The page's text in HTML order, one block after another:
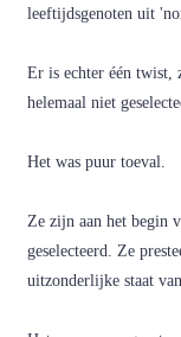
leeftijdsgenoten uit
Er is echter één twist,
helemaal niet
Het was puur toeval.
Ze zijn aan het begin
geselecteerd. Ze
uitzonderlijke staat